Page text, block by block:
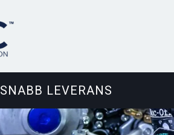
SNABB LEVERANS